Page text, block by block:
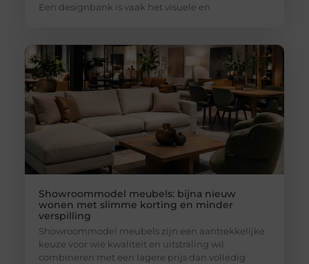
Een designbank is vaak het visuele en
Showroommodel meubels: bijna nieuw
wonen met slimme korting en minder
verspilling
Showroommodel meubels zijn een aantrekkelijke
keuze voor wie kwaliteit en uitstraling wil
combineren met een lagere prijs dan volledig